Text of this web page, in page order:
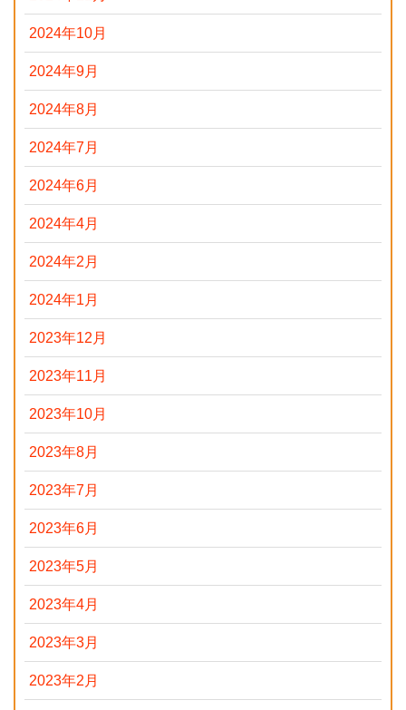
2024年10月
2024年9月
2024年8月
2024年7月
2024年6月
2024年4月
2024年2月
2024年1月
2023年12月
2023年11月
2023年10月
2023年8月
2023年7月
2023年6月
2023年5月
2023年4月
2023年3月
2023年2月